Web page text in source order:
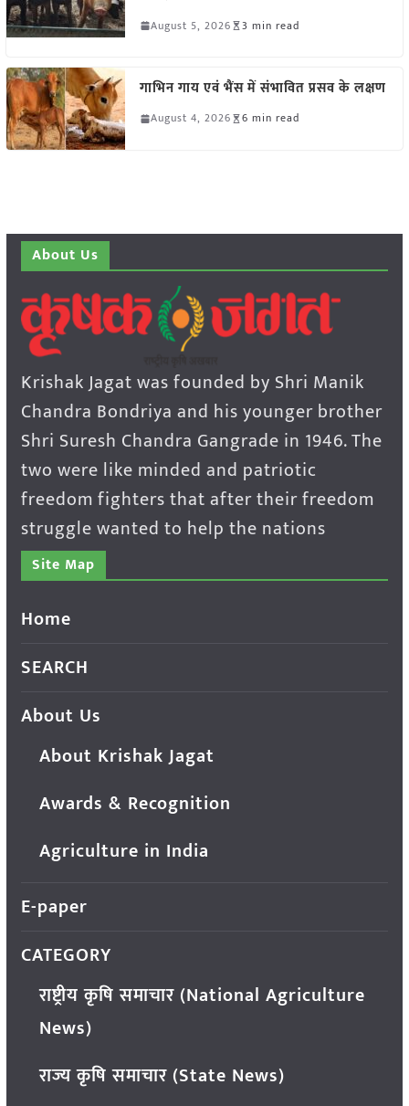
August 5, 2026 3 min read
गाभिन गाय एवं भैंस में संभावित प्रसव के लक्षण
August 4, 2026 6 min read
About Us
Krishak Jagat was founded by Shri Manik
Chandra Bondriya and his younger brother
Shri Suresh Chandra Gangrade in 1946. The
two were like minded and patriotic
freedom fighters that after their freedom
struggle wanted to help the nations
Site Map
Home
SEARCH
About Us
About Krishak Jagat
Awards & Recognition
Agriculture in India
E-paper
CATEGORY
राष्ट्रीय कृषि समाचार (National Agriculture
News)
राज्य कृषि समाचार (State News)